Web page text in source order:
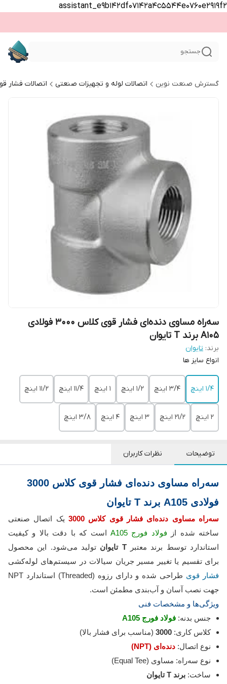
assistant_e9b142df07142a4c5544e0760e2919f2
جستجو
گسترش صنعت نوین اتصالات لوله و تجهیزات صنعتی اتصالات فشار
سه‌راه مساوی دنده‌ای فشار قوی کلاس 3000 فولادی
A105 برند T تایوان
برند: تایوان
انواع سایز ها
1/4 اینچ 3/4 اینچ 1/2 اینچ 1 اینچ 11/4 اینچ 11/2 اینچ
2 اینچ 21/2 اینچ 3 اینچ 4 اینچ 3/8 اینچ
توضیحات نظرات کاربران
سه‌راه مساوی دنده‌ای فشار قوی کلاس 3000
فولادی A105 برند T تایوان
سه‌راه مساوی دنده‌ای فشار قوی کلاس 3000
یک اتصال صنعتی
ساخته شده از فولاد فورج A105
است که با دقت بالا و کیفیت
استاندارد توسط برند معتبرT تایوان
تولید می‌شود. این محصول
برای تقسیم یا تغییر مسیر جریان سیالات در سیستم‌های لوله‌کشی
فشار قوی
طراحی شده و دارای رزوه (Threaded) استاندارد NPT
جهت نصب آسان و آب‌بندی مطمئن است.
ویژگی‌ها و مشخصات فنی
جنس بدنه: فولاد فورج A105
کلاس کاری: 3000 (مناسب برای فشار بالا)
نوع اتصال: دنده‌ای (NPT)
نوع سه‌راه: مساوی (Equal Tee)
ساخت: برند T تایوان